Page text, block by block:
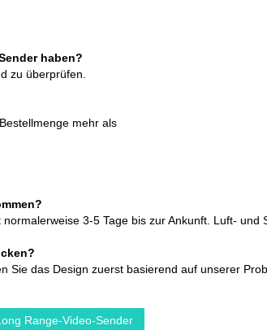
haben?
zu überprüfen.
mehr als
3-5 Tage bis zur Ankunft. Luft- und
Sie das Design zuerst basierend auf unserer
Range-Video-Sender